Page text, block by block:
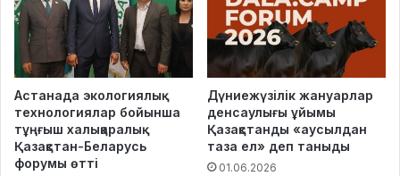
Астанада экологиялық
технологиялар бойынша
тұңғыш халықаралық
Қазақстан-Беларусь
форумы өтті
Дүниежүзілік жануарлар
денсаулығы ұйымы
Қазақстанды «аусылдан
таза ел» деп таныды
01.06.2026